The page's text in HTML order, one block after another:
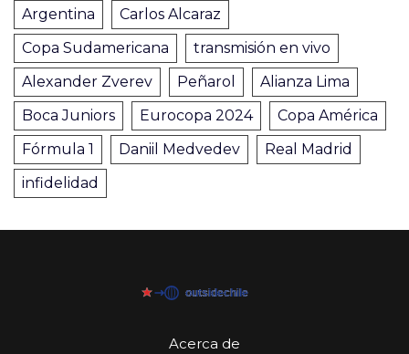
Argentina
Carlos Alcaraz
Copa Sudamericana
transmisión en vivo
Alexander Zverev
Peñarol
Alianza Lima
Boca Juniors
Eurocopa 2024
Copa América
Fórmula 1
Daniil Medvedev
Real Madrid
infidelidad
Acerca de